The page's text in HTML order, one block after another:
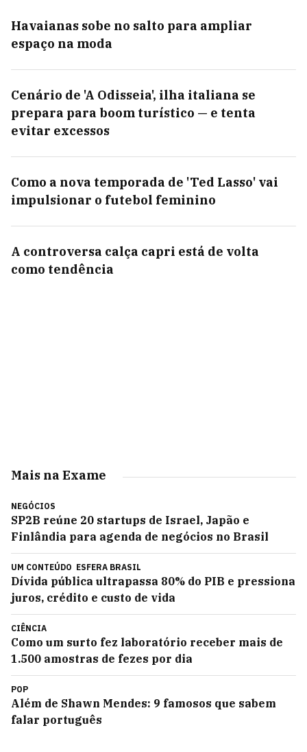
Havaianas sobe no salto para ampliar
espaço na moda
Cenário de 'A Odisseia', ilha italiana se
prepara para boom turístico — e tenta
evitar excessos
Como a nova temporada de 'Ted Lasso' vai
impulsionar o futebol feminino
A controversa calça capri está de volta
como tendência
Mais na Exame
NEGÓCIOS
SP2B reúne 20 startups de Israel, Japão e
Finlândia para agenda de negócios no Brasil
UM CONTEÚDO ESFERA BRASIL
Dívida pública ultrapassa 80% do PIB e pressiona
juros, crédito e custo de vida
CIÊNCIA
Como um surto fez laboratório receber mais de
1.500 amostras de fezes por dia
POP
Além de Shawn Mendes: 9 famosos que sabem
falar português